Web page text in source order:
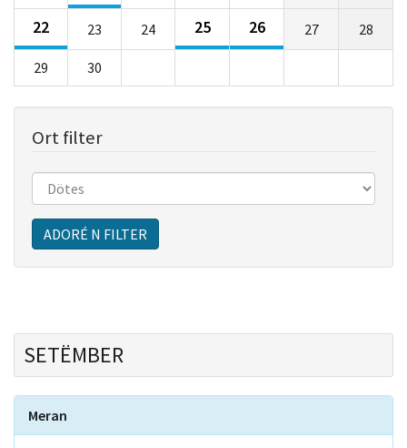
22 23 24 25 26 27 28
29 30
Ort filter
Sitzungen
ADORÉ N FILTER
SETËMBER
Meran